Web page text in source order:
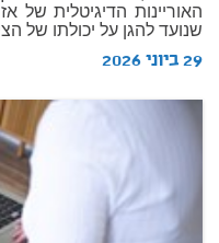
האוריינות הדיגיטלית של
שנועד להגן על יכולתו של
29 ביוני 2026